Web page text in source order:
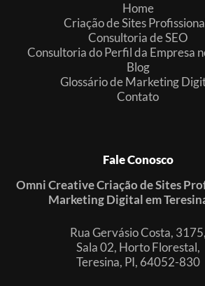
Home
Criação de Sites
Consultoria de SEO
Consultoria do Perfil da Empresa
Blog
Glossário de Marketing
Contato
Fale Conosco
Omni Creative Criação de Sites
Marketing Digital em
Rua Gervásio Costa, 3175,
Sala 02, Horto Florestal,
Teresina, PI, 64052-830